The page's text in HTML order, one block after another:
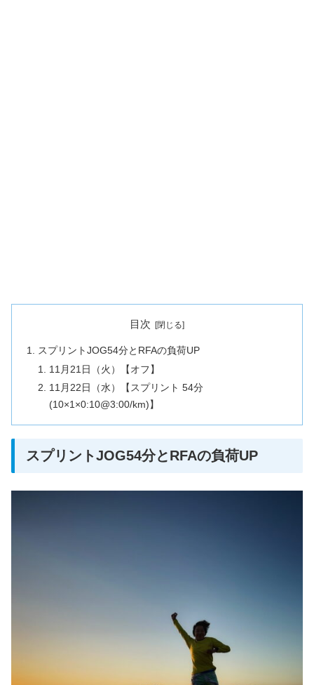
目次
スプリントJOG54分とRFAの負荷UP
11月21日（火）【オフ】
11月22日（水）【スプリント 54分
(10×1×0:10@3:00/km)】
スプリントJOG54分とRFAの負荷UP